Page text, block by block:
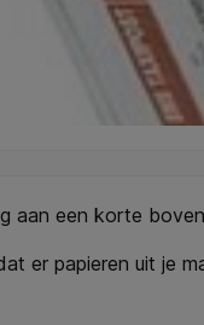
aan een korte
er papieren uit je